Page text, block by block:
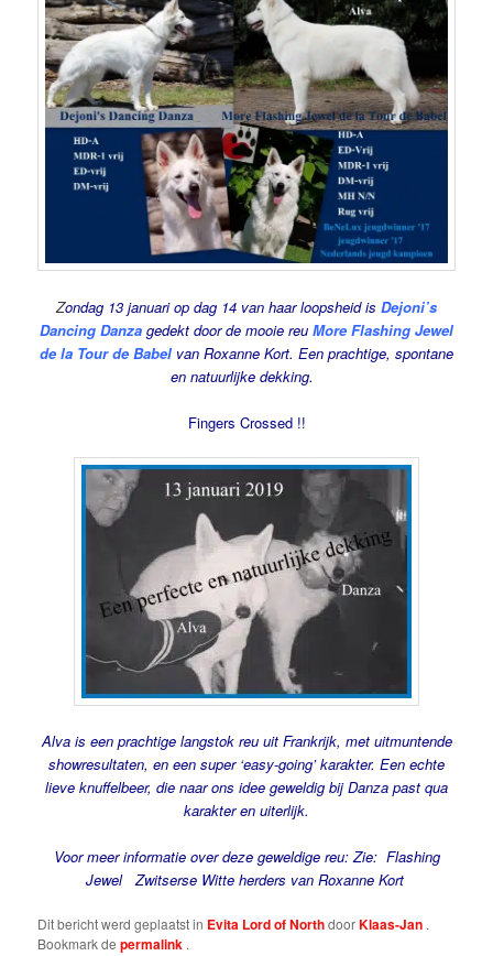
Zondag 13 januari op dag 14 van haar loopsheid is Dejoni’s
Dancing Danza gedekt door de mooie reu More Flashing Jewel
de la Tour de Babel van Roxanne Kort. Een prachtige, spontane
en natuurlijke dekking.
Fingers Crossed !!
Alva is een prachtige langstok reu uit Frankrijk, met uitmuntende
showresultaten, en een super ‘easy-going’ karakter. Een echte
lieve knuffelbeer, die naar ons idee geweldig bij Danza past qua
karakter en uiterlijk.
Voor meer informatie over deze geweldige reu: Zie: Flashing
Jewel Zwitserse Witte herders van Roxanne Kort
Dit bericht werd geplaatst in Evita Lord of NorthdoorKlaas-Jan .
Bookmark depermalink .